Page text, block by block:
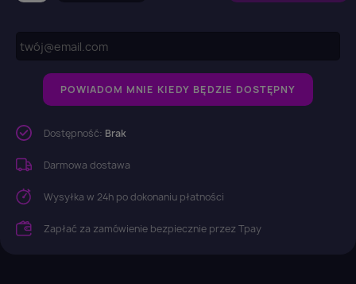
POWIADOM MNIE KIEDY BĘDZIE DOSTĘPNY
Dostępność: Brak
Darmowa dostawa
Wysyłka w 24h po dokonaniu płatności
Zapłać za zamówienie bezpiecznie przez Tpay